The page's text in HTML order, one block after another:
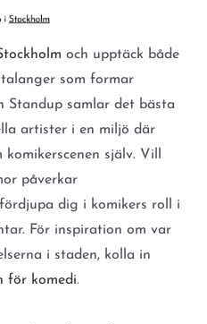
och upptäck både
som formar
Standup samlar det bästa
artister i en miljö där
själv. Vill
påverkar
dig i komikers roll i
För inspiration om var
i staden, kolla in
för komedi.